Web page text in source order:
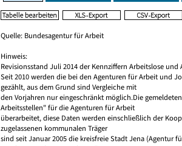
Quelle: Bundesagentur für Arbeit
Hinweis:
Revisionsstand Juli 2014 der Kennziffern Arbeitslose
Seit 2010 werden die bei den Agenturen für Arbeit und
gezählt, aus dem Grund sind Vergleiche mit
den Vorjahren nur eingeschränkt möglich.Die
Arbeitsstellen" für die Agenturen für Arbeit
überarbeitet, diese Daten werden einschließlich der
zugelassenen kommunalen Träger
sind seit Januar 2005 die kreisfreie Stadt Jena (Agentur